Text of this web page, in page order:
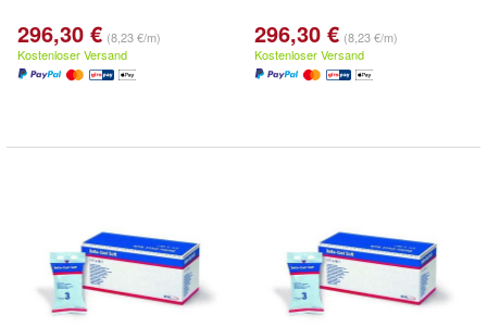
296,30 € (8,23 €/m)
Kostenloser Versand
296,30 € (8,23 €/m)
Kostenloser Versand